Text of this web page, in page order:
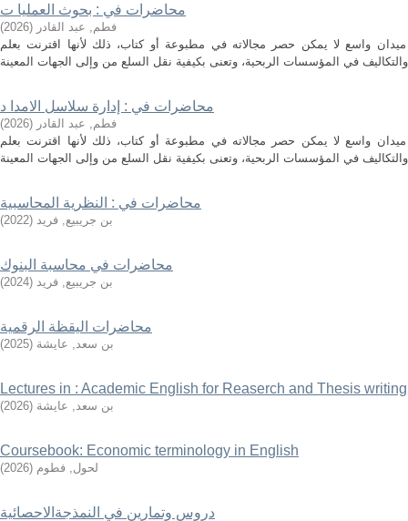
محاضرات في : بحوث العمليا ت
فطم, عبد القادر (
2026
)
واسع لا يمكن حصر مجالاته في مطبوعة أو كتاب، ذلك لأنها اقترنت بعلم
محاضرات في : إدارة سلاسل الامدا د
فطم, عبد القادر (
2026
)
واسع لا يمكن حصر مجالاته في مطبوعة أو كتاب، ذلك لأنها اقترنت بعلم
محاضرات في : النظرية المحاسبية
بن جريبيع, فريد (
2022
)
محاضرات في محاسبة البنوك
بن جريبيع, فريد (
2024
)
محاضرات اليقظة الرقمية
بن سعد, عايشة (
2025
)
Lectures in : Academic English for Reaserch and Thesis writing
بن سعد, عايشة (
2026
)
Coursebook: Economic terminology in English
لحول, فطوم (
2026
)
دروس وتمارين في النمذجةالاحصائية